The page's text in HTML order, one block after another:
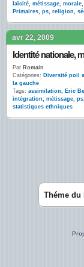
laïcité, métissage, morale,
Primaires, ps, religion,
avr 22, 2009
Par Romain
Catégories: Diversité poil
la gauche
Tags: assimilation, Eric
intégration, métissage, ps,
statistiques ethniques
Théme du